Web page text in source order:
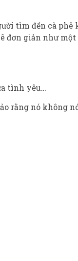
tìm đến cà
đơn giản như
tình yêu…
rằng nó không